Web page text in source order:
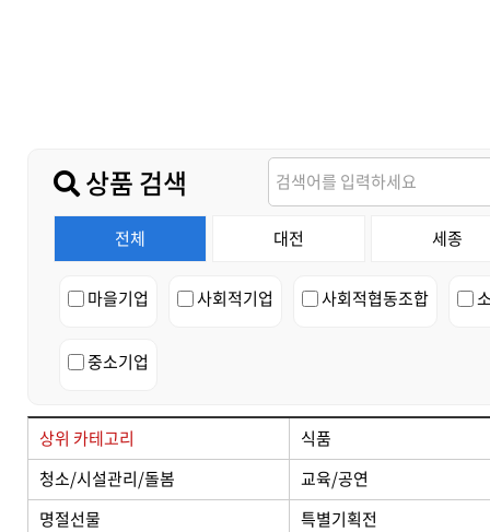
가치플러스
상품 검색
전체 대전 세종
마을기업 사회적기업 사회적협동조합
중소기업
상위 카테고리
식품
청소/시설관리/돌봄
교육/공연
명절선물
특별기획전